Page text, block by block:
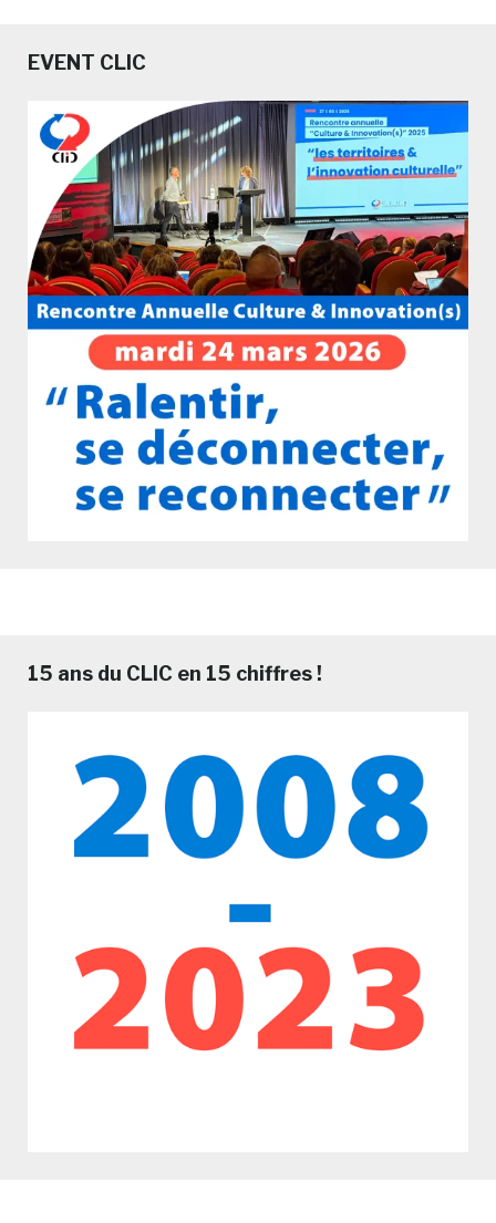
EVENT CLIC
15 ans du CLIC en 15 chiffres !